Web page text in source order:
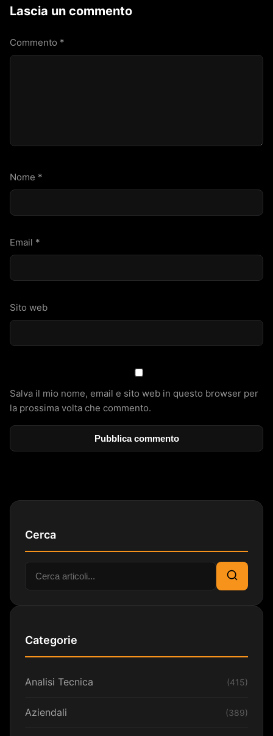
Lascia un commento
Commento *
Nome *
Email *
Sito web
Salva il mio nome, email e sito web in questo browser per
la prossima volta che commento.
Cerca
Cerca:
Cerca
Categorie
Analisi Tecnica (415)
Aziendali (389)